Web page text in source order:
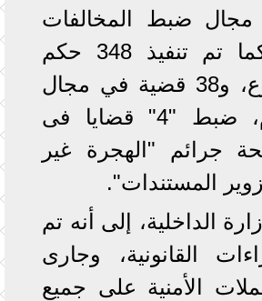
فى مجال ضبط المخالفات
المرورية، كما تم تنفيذ 348 حكم
قضائى متنوع، و38 قضية في مجال
الأمن العام، ضبط "4" قضايا فى
جرائم "الهجرة غير
المستندات".
الداخلية، إلى أنه تم
القانونية، وجارى
الأمنية على جميع